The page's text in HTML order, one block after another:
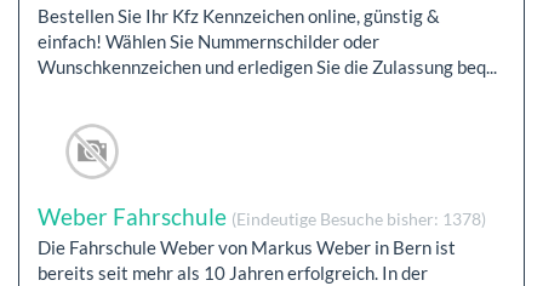
Bestellen Sie Ihr Kfz Kennzeichen online, günstig &
einfach! Wählen Sie Nummernschilder oder
Wunschkennzeichen und erledigen Sie die Zulassung beq...
Weber Fahrschule (Eindeutige Besuche bisher: 1378)
Die Fahrschule Weber von Markus Weber in Bern ist
bereits seit mehr als 10 Jahren erfolgreich. In der